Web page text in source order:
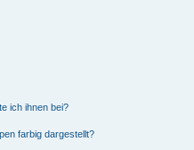
ich ihnen bei?
farbig dargestellt?